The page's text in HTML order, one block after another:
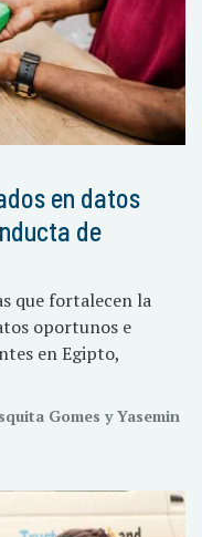
en datos
de
que fortalecen la
oportunos e
en Egipto,
Gomes y Yasemin